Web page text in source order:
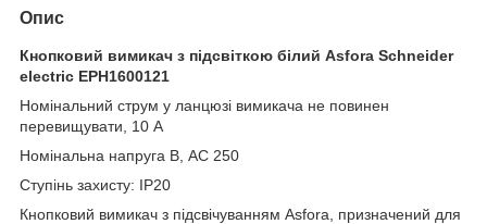
Опис
Кнопковий вимикач з підсвіткою білий Asfora Schneider
electric EPH1600121
Номінальний струм у ланцюзі вимикача не повинен
перевищувати, 10 А
Номінальна напруга В, АС 250
Ступінь захисту: IP20
Кнопковий вимикач з підсвічуванням Asfora, призначений для